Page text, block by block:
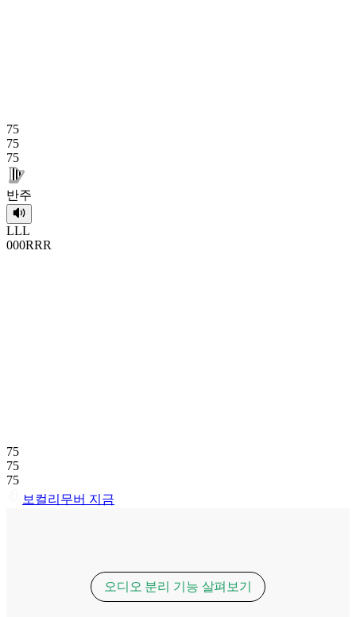
75
75
75
반주
LLL
000RRR
75
75
75
보컬리무버 지금
오디오 분리 기능 살펴보기